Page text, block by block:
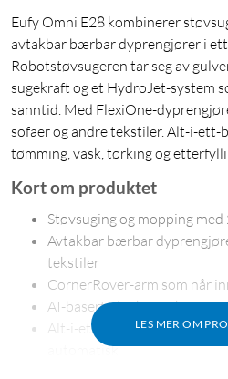
Eufy Omni E28 kombinerer
avtakbar bærbar dyprengjører i ett
Robotstøvsugeren tar seg av
sugekraft og et HydroJet-system
sanntid. Med FlexiOne-
sofaer og andre tekstiler. Alt-i-ett-
tømming, vask, tørking og
LES MER OM
Kort om produktet
Støvsuging og mopping
Avtakbar bærbar
tekstiler
CornerRover-arm som når
AI-basert
Alt-i-ett-basestasjon som
automatisk